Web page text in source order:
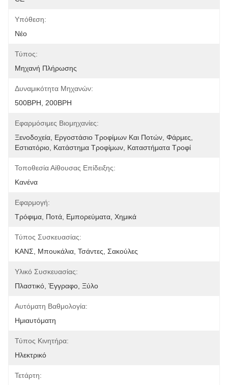
Υπόθεση:
Νέο
Τύπος:
Μηχανή Πλήρωσης
Δυναμικότητα Μηχανών:
500BPH, 200BPH
Εφαρμόσιμες Βιομηχανίες:
Ξενοδοχεία, Εργοστάσιο Τροφίμων Και Ποτών, Φάρμες,
Εστιατόριο, Κατάστημα Τροφίμων, Καταστήματα Τροφί
Τοποθεσία Αίθουσας Επίδειξης:
Κανένα
Εφαρμογή:
Τρόφιμα, Ποτά, Εμπορεύματα, Χημικά
Τύπος Συσκευασίας:
ΚΑΝΣ, Μπουκάλια, Τσάντες, Σακούλες
Υλικό Συσκευασίας:
Πλαστικό, Έγγραφο, Ξύλο
Αυτόματη Βαθμολογία:
Ημιαυτόματη
Τύπος Κινητήρα:
Ηλεκτρικό
Τετάρτη: